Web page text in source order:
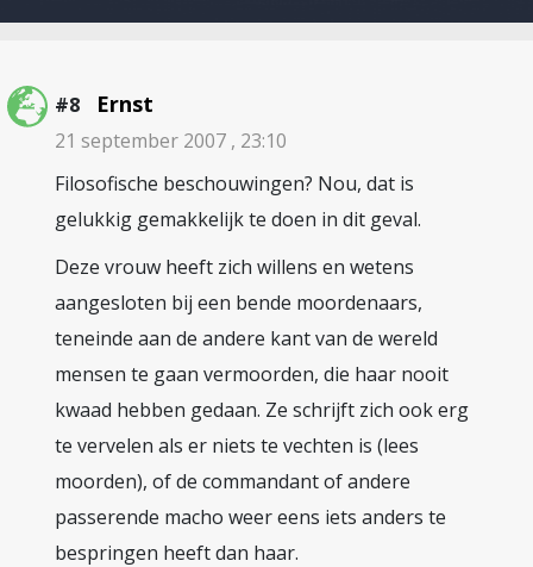
#8 Ernst
21 september 2007 , 23:10
Filosofische beschouwingen? Nou, dat is
gelukkig gemakkelijk te doen in dit geval.
Deze vrouw heeft zich willens en wetens
aangesloten bij een bende moordenaars,
teneinde aan de andere kant van de wereld
mensen te gaan vermoorden, die haar nooit
kwaad hebben gedaan. Ze schrijft zich ook erg
te vervelen als er niets te vechten is (lees
moorden), of de commandant of andere
passerende macho weer eens iets anders te
bespringen heeft dan haar.